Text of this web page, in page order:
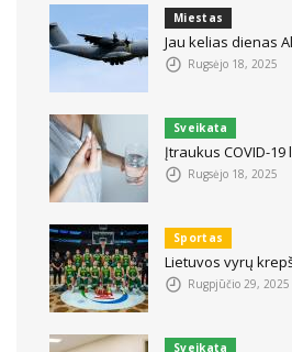
Miestas
Jau kelias dienas
Rugsėjo 18, 2025
Sveikata
Įtraukus COVID-
Rugsėjo 18, 2025
Sportas
Lietuvos vyrų
Rugpjūčio 29, 2025
Sveikata